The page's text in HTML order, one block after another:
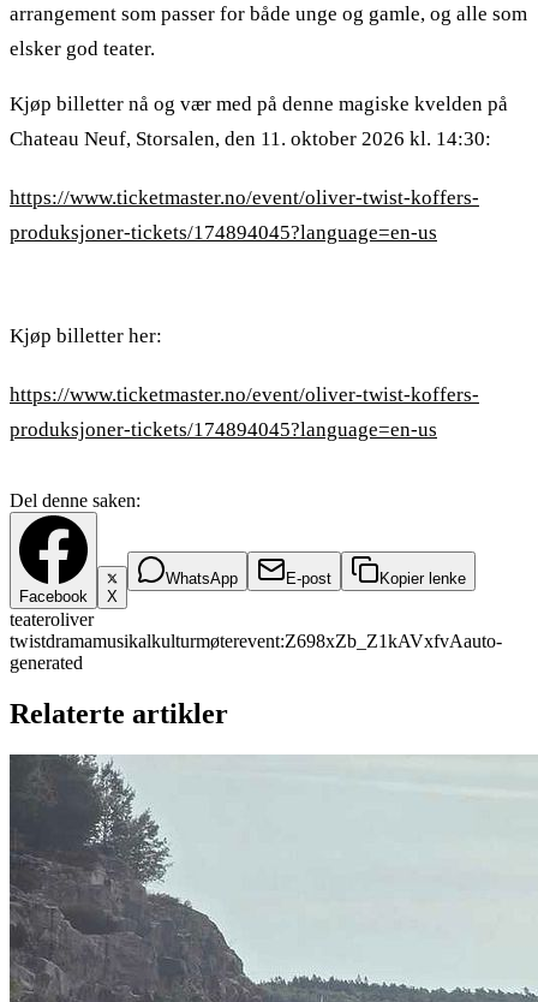
arrangement som passer for både unge og gamle, og alle som
elsker god teater.
Kjøp billetter nå og vær med på denne magiske kvelden på
Chateau Neuf, Storsalen, den 11. oktober 2026 kl. 14:30:
https://www.ticketmaster.no/event/oliver-twist-koffers-
produksjoner-tickets/174894045?language=en-us
Kjøp billetter her:
https://www.ticketmaster.no/event/oliver-twist-koffers-
produksjoner-tickets/174894045?language=en-us
Del denne saken:
Facebook X
WhatsApp E-post Kopier lenke
teateroliver
twistdramamusikalkulturmøterevent:Z698xZb_Z1kAVxfvAauto-
generated
Relaterte artikler